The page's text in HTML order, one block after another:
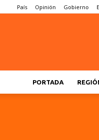
País Opinión Gobierno
PORTADA